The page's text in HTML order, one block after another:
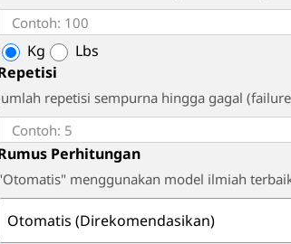
Kg
Lbs
repetisi sempurna hingga gagal
Perhitungan
menggunakan model ilmiah